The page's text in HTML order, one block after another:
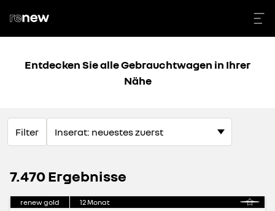
Entdecken Sie alle Gebrauchtwagen in Ihrer
Nähe
Filter
7.470 Ergebnisse
renew gold 12Monat